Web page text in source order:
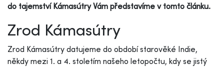
do tajemství Kámasútry Vám představíme v tomto článku.
Zrod Kámasútry
Zrod Kámasútry datujeme do období starověké Indie,
někdy mezi 1. a 4. stoletím našeho letopočtu, kdy se jistý